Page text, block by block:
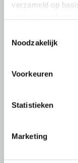
verzameld op
Noodzakelijk
Voorkeuren
Statistieken
Marketing